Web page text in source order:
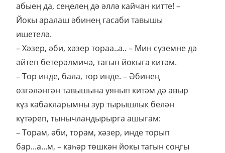
абыең да, сеңелең дә әллә кайчан китте! –
Йокы аралаш әбинең гасаби тавышы
ишетелә.
– Хәзер, әби, хәзер тораа..а.. – Мин сүземне дә
әйтеп бетерәлмичә, тагын йокыга китәм.
– Тор инде, бала, тор инде. – Әбинең
өзгәләнгән тавышына уянып китәм дә авыр
күз кабакларымны зур тырышлык белән
күтәреп, тынычландырырга ашыгам:
– Торам, әби, торам, хәзер, инде торып
бар...а...м, – каһәр төшкән йокы тагын соңгы